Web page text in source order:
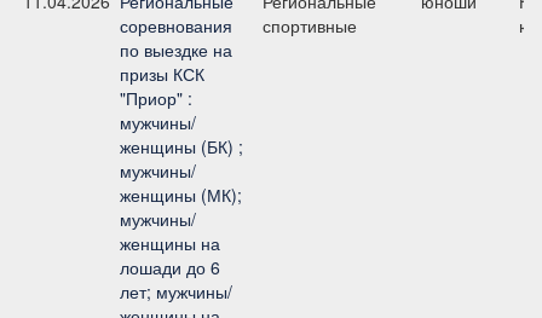
соревнования
по выездке на
призы КСК
"Приор" :
мужчины/
женщины (БК) ;
мужчины/
женщины (МК);
мужчины/
женщины на
лошади до 6
лет; мужчины/
спортивные